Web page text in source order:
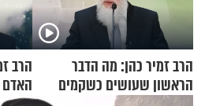
הרב זמיר כהן: מה הדבר
הראשון שעושים כשקמים
הרב
האדם